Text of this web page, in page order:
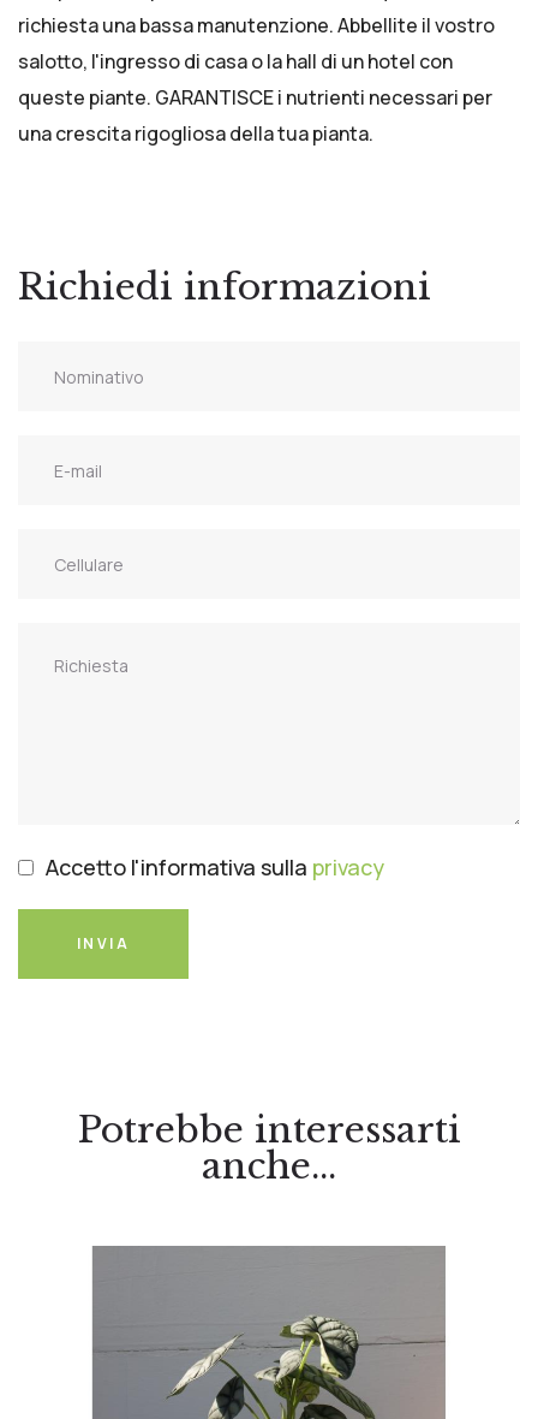
richiesta una bassa manutenzione. Abbellite il vostro
salotto, l'ingresso di casa o la hall di un hotel con
queste piante. GARANTISCE i nutrienti necessari per
una crescita rigogliosa della tua pianta.
Richiedi informazioni
Accetto l'informativa sulla privacy
INVIA
Potrebbe interessarti
anche...